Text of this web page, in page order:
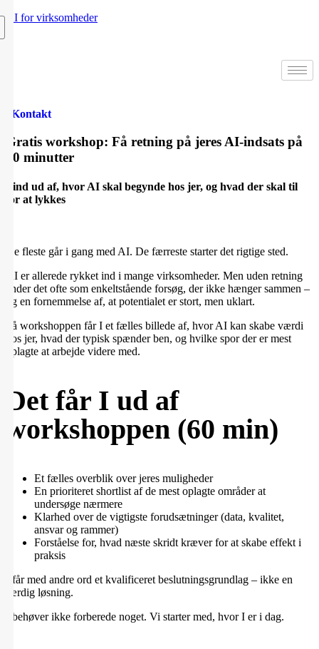
AI for virksomheder
Kontakt
Gratis workshop: Få retning på jeres AI-indsats på
60 minutter
Find ud af, hvor AI skal begynde hos jer, og hvad der skal til
for at lykkes
De fleste går i gang med AI. De færreste starter det rigtige sted.
AI er allerede rykket ind i mange virksomheder. Men uden retning
ender det ofte som enkeltstående forsøg, der ikke hænger sammen –
og en fornemmelse af, at potentialet er stort, men uklart.
På workshoppen får I et fælles billede af, hvor AI kan skabe værdi
hos jer, hvad der typisk spænder ben, og hvilke spor der er mest
oplagte at arbejde videre med.
Det får I ud af
workshoppen (60 min)
Et fælles overblik over jeres muligheder
En prioriteret shortlist af de mest oplagte områder at
undersøge nærmere
Klarhed over de vigtigste forudsætninger (data, kvalitet,
ansvar og rammer)
Forståelse for, hvad næste skridt kræver for at skabe effekt i
praksis
I får med andre ord et kvalificeret beslutningsgrundlag – ikke en
færdig løsning.
I behøver ikke forberede noget. Vi starter med, hvor I er i dag.